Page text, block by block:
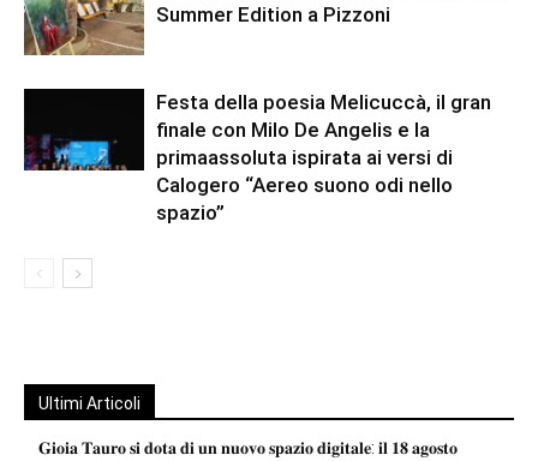
Summer Edition a Pizzoni
Festa della poesia Melicuccà, il gran
finale con Milo De Angelis e la
primaassoluta ispirata ai versi di
Calogero “Aereo suono odi nello
spazio”
Ultimi Articoli
𝐆𝐢𝐨𝐢𝐚 𝐓𝐚𝐮𝐫𝐨 𝐬𝐢 𝐝𝐨𝐭𝐚 𝐝𝐢 𝐮𝐧 𝐧𝐮𝐨𝐯𝐨 𝐬𝐩𝐚𝐳𝐢𝐨 𝐝𝐢𝐠𝐢𝐭𝐚𝐥𝐞: 𝐢𝐥 𝟏𝟖 𝐚𝐠𝐨𝐬𝐭𝐨